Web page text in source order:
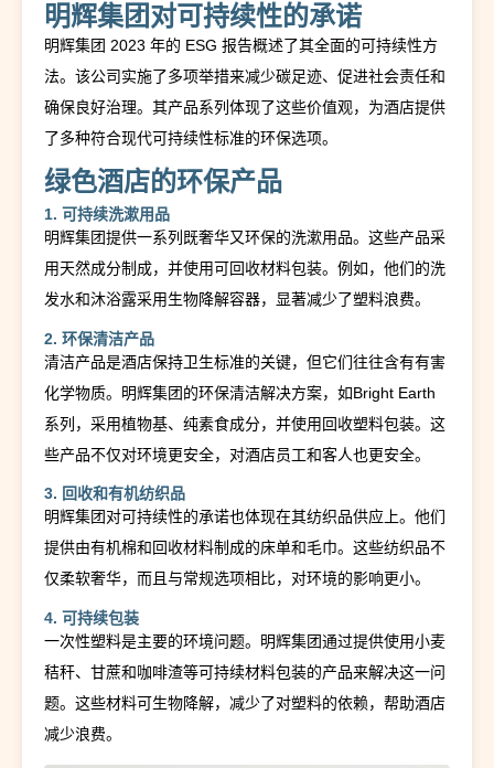
明辉集团对可持续性的承诺
明辉集团 2023 年的 ESG 报告概述了其全面的可持续性方
法。该公司实施了多项举措来减少碳足迹、促进社会责任和
确保良好治理。其产品系列体现了这些价值观，为酒店提供
了多种符合现代可持续性标准的环保选项。
绿色酒店的环保产品
1. 可持续洗漱用品
明辉集团提供一系列既奢华又环保的洗漱用品。这些产品采
用天然成分制成，并使用可回收材料包装。例如，他们的洗
发水和沐浴露采用生物降解容器，显著减少了塑料浪费。
2. 环保清洁产品
清洁产品是酒店保持卫生标准的关键，但它们往往含有有害
化学物质。明辉集团的环保清洁解决方案，如Bright Earth
系列，采用植物基、纯素食成分，并使用回收塑料包装。这
些产品不仅对环境更安全，对酒店员工和客人也更安全。
3. 回收和有机纺织品
明辉集团对可持续性的承诺也体现在其纺织品供应上。他们
提供由有机棉和回收材料制成的床单和毛巾。这些纺织品不
仅柔软奢华，而且与常规选项相比，对环境的影响更小。
4. 可持续包装
一次性塑料是主要的环境问题。明辉集团通过提供使用小麦
秸秆、甘蔗和咖啡渣等可持续材料包装的产品来解决这一问
题。这些材料可生物降解，减少了对塑料的依赖，帮助酒店
减少浪费。